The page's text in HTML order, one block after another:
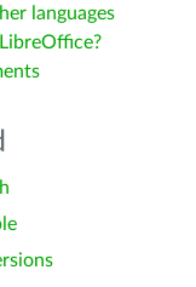
languages